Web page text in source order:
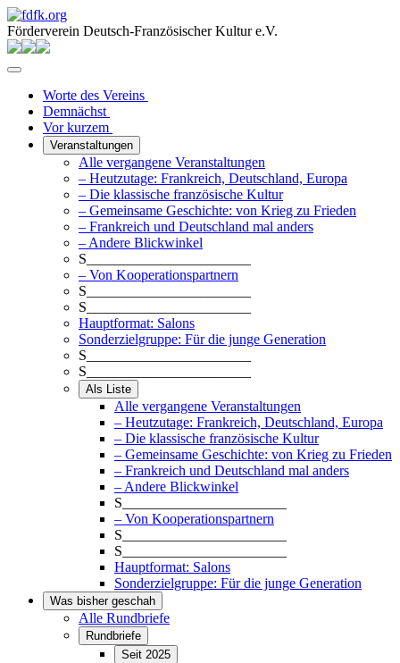
Förderverein Deutsch-Französischer Kultur e.V.
Worte des Vereins
Demnächst
Vor kurzem
Veranstaltungen
Alle vergangene Veranstaltungen
– Heutzutage: Frankreich, Deutschland, Europa
– Die klassische französische Kultur
– Gemeinsame Geschichte: von Krieg zu Frieden
– Frankreich und Deutschland mal anders
– Andere Blickwinkel
S_______________________
– Von Kooperationspartnern
S_______________________
S_______________________
Hauptformat: Salons
Sonderzielgruppe: Für die junge Generation
S_______________________
S_______________________
Als Liste
Alle vergangene Veranstaltungen
– Heutzutage: Frankreich, Deutschland, Europa
– Die klassische französische Kultur
– Gemeinsame Geschichte: von Krieg zu Frieden
– Frankreich und Deutschland mal anders
– Andere Blickwinkel
S_______________________
– Von Kooperationspartnern
S_______________________
S_______________________
Hauptformat: Salons
Sonderzielgruppe: Für die junge Generation
Was bisher geschah
Alle Rundbriefe
Rundbriefe
Seit 2025